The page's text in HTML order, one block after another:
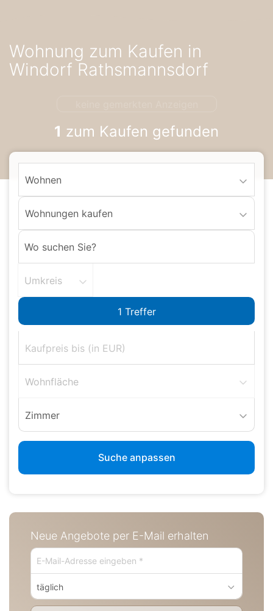
zur
Navigation
zum
Wohnung zum Kaufen in
Windorf Rathsmannsdorf
1 zum Kaufen gefunden
Wohnen
Wohnungen kaufen
Umkreis
Wohnfläche
Zimmer
Suche anpassen
Neue Angebote per E-Mail erhalten
täglich